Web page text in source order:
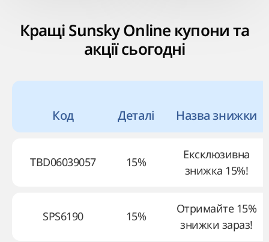
Кращі Sunsky Online купони та
акції сьогодні
Код Деталі Назва знижки
TBD06039057 15%
Ексклюзивна
знижка 15%!
SPS6190 15%
Отримайте 15%
знижки зараз!